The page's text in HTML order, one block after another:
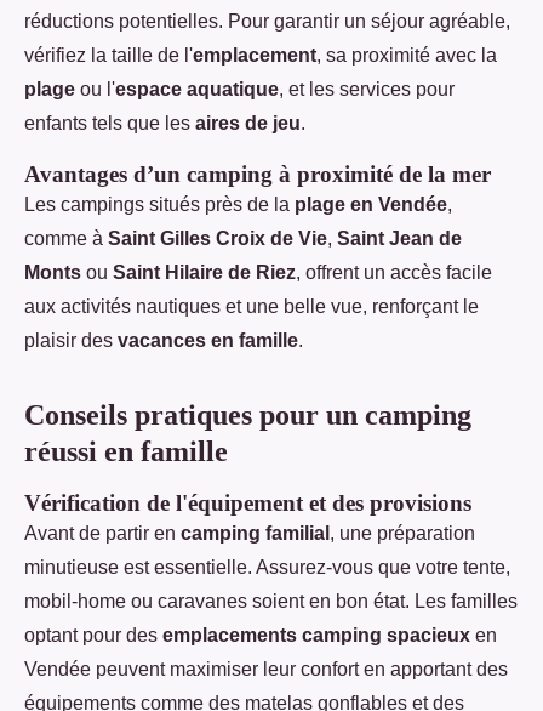
réductions potentielles. Pour garantir un séjour agréable,
vérifiez la taille de l'emplacement, sa proximité avec la
plage ou l'espace aquatique, et les services pour
enfants tels que les aires de jeu.
Avantages d’un camping à proximité de la mer
Les campings situés près de la plage en Vendée,
comme à Saint Gilles Croix de Vie, Saint Jean de
Monts ou Saint Hilaire de Riez, offrent un accès facile
aux activités nautiques et une belle vue, renforçant le
plaisir des vacances en famille.
Conseils pratiques pour un camping
réussi en famille
Vérification de l'équipement et des provisions
Avant de partir en camping familial , une préparation
minutieuse est essentielle. Assurez-vous que votre tente,
mobil-home ou caravanes soient en bon état. Les familles
optant pour des emplacements camping spacieux en
Vendée peuvent maximiser leur confort en apportant des
équipements comme des matelas gonflables et des